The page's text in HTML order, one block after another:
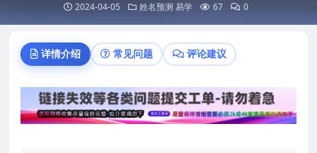
2024-04-05 姓名预测 易学 67 0
详情介绍 常见问题 评论建议